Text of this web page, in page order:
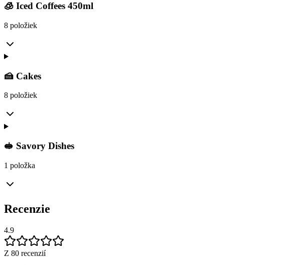
🧊 Iced Coffees 450ml
8 položiek
🍰 Cakes
8 položiek
🥪 Savory Dishes
1 položka
Recenzie
4.9
Z 80 recenzií